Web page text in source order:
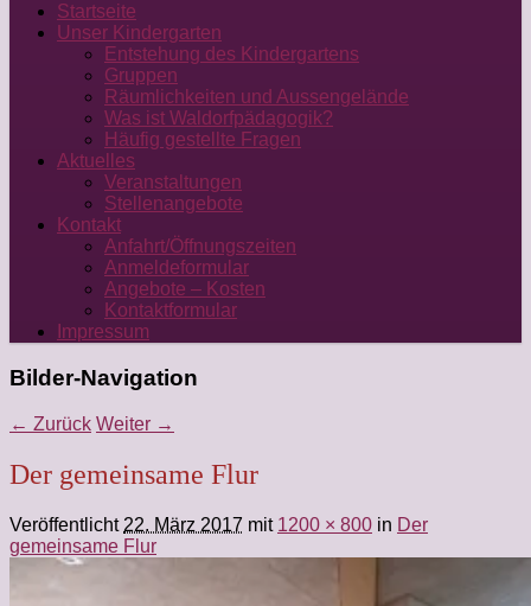
Startseite
Unser Kindergarten
Entstehung des Kindergartens
Gruppen
Räumlichkeiten und Aussengelände
Was ist Waldorfpädagogik?
Häufig gestellte Fragen
Aktuelles
Veranstaltungen
Stellenangebote
Kontakt
Anfahrt/Öffnungszeiten
Anmeldeformular
Angebote – Kosten
Kontaktformular
Impressum
Bilder-Navigation
← Zurück Weiter →
Der gemeinsame Flur
Veröffentlicht 22. März 2017 mit 1200 × 800 in Der
gemeinsame Flur